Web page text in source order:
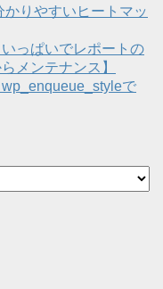
りやすいヒートマッ
っぱいでレポートの
メンテナンス】
で